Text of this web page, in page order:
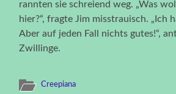
rannten sie schreiend weg. „Was
hier?“, fragte Jim misstrauisch. „Ich
Aber auf jeden Fall nichts gutes!“,
Zwillinge.
Creepiana